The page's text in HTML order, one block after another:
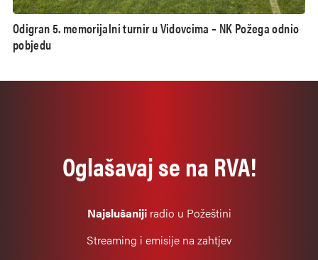
Odigran 5. memorijalni turnir u Vidovcima – NK Požega odnio
pobjedu
Oglašavaj se na RVA!
Najslušanijiradio u Požeštini
Streaming i emisije na zahtjev